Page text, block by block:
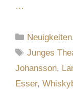
…
Kategorien
Neuigkeiten
Junges
Johansson,
Esser,